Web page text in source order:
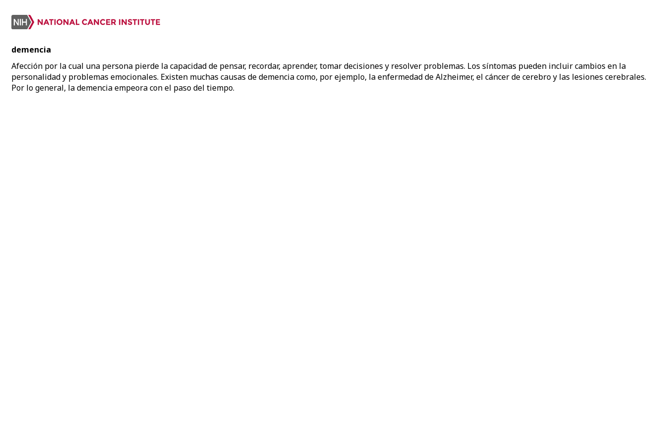
demencia
Afección por la cual una persona pierde la capacidad de pensar, recordar, aprender, tomar decisiones y resolver problemas. Los síntomas pueden incluir cambios en la
personalidad y problemas emocionales. Existen muchas causas de demencia como, por ejemplo, la enfermedad de Alzheimer, el cáncer de cerebro y las lesiones cerebrales.
Por lo general, la demencia empeora con el paso del tiempo.